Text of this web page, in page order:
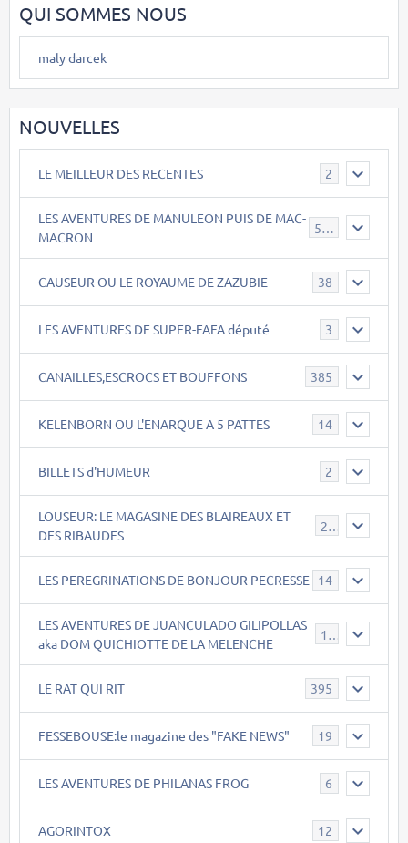
QUI SOMMES NOUS
maly darcek
NOUVELLES
LE MEILLEUR DES RECENTES 2
LES AVENTURES DE MANULEON PUIS DE MAC-
MACRON
543
CAUSEUR OU LE ROYAUME DE ZAZUBIE 38
LES AVENTURES DE SUPER-FAFA député 3
CANAILLES,ESCROCS ET BOUFFONS 385
KELENBORN OU L'ENARQUE A 5 PATTES 14
BILLETS d'HUMEUR 2
LOUSEUR: LE MAGASINE DES BLAIREAUX ET
DES RIBAUDES
21
LES PEREGRINATIONS DE BONJOUR PECRESSE 14
LES AVENTURES DE JUANCULADO GILIPOLLAS
aka DOM QUICHIOTTE DE LA MELENCHE
119
LE RAT QUI RIT 395
FESSEBOUSE:le magazine des "FAKE NEWS" 19
LES AVENTURES DE PHILANAS FROG 6
AGORINTOX 12